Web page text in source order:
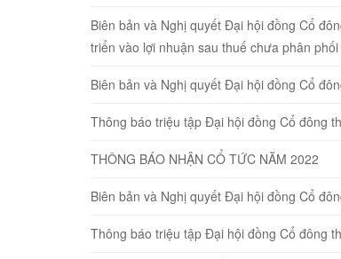
Biên bản và Nghị quyết Đại hội đồng Cổ
triển vào lợi nhuận sau thuế chưa phân phối
Biên bản và Nghị quyết Đại hội đồng Cổ
Thông báo triệu tập Đại hội đồng Cổ đông
THÔNG BÁO NHẬN CỔ TỨC NĂM 2022
Biên bản và Nghị quyết Đại hội đồng Cổ
Thông báo triệu tập Đại hội đồng Cổ đông